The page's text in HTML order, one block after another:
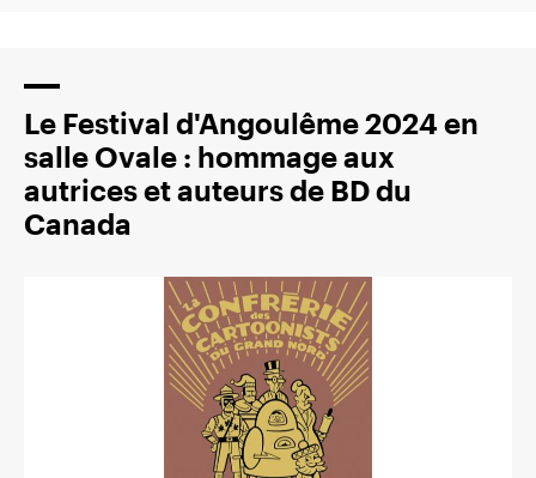
Le Festival d'Angoulême 2024 en
salle Ovale : hommage aux
autrices et auteurs de BD du
Canada